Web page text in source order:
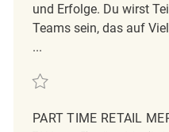
und Erfolge. Du wirst
Teams sein, das auf
...
Retten Part Time
PART TIME RETAIL